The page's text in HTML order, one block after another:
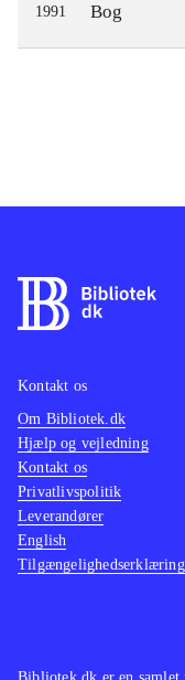
1991 Bog
Kontakt os
Om Bibliotek.dk
Hjælp og vejledning
Kontakt os
Privatlivspolitik
Leverandører
English
Tilgængelighedserklæring